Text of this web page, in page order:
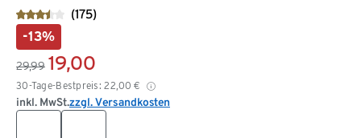
(175)
-13%
29,99 19,00
30-Tage-Bestpreis: 22,00 €
inkl. MwSt.zzgl. Versandkosten